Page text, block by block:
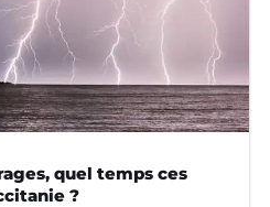
quel temps ces
?